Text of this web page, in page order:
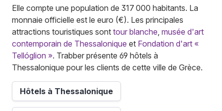
Elle compte une population de 317 000 habitants. La
monnaie officielle est le euro (€). Les principales
attractions touristiques sont tour blanche musée d'art
contemporain de Thessalonique et Fondation d'art «
Tellóglion ». Trabber présente 69 hôtels à
Thessalonique pour les clients de cette ville de Grèce.
Hôtels à Thessalonique